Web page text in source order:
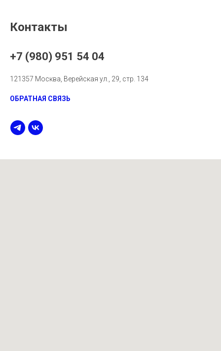
Контакты
+7 (980) 951 54 04
121357 Москва, Верейская ул., 29, стр. 134
ОБРАТНАЯ СВЯЗЬ